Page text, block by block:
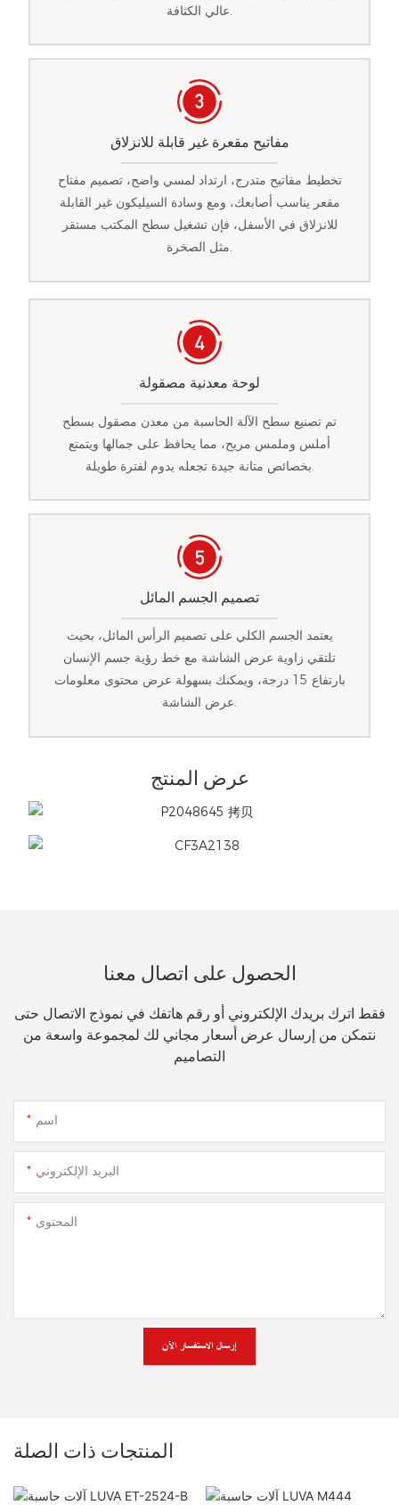
عالي الكثافة.
مفاتيح مقعرة غير قابلة للانزلاق
تخطيط مفاتيح متدرج، ارتداد لمسي واضح، تصميم مفتاح
مقعر يناسب أصابعك، ومع وسادة السيليكون غير القابلة
للانزلاق في الأسفل، فإن تشغيل سطح المكتب مستقر
مثل الصخرة.
لوحة معدنية مصقولة
تم تصنيع سطح الآلة الحاسبة من معدن مصقول بسطح
أملس وملمس مريح، مما يحافظ على جمالها ويتمتع
تصميم الجسم المائل
يعتمد الجسم الكلي على تصميم الرأس المائل، بحيث
تلتقي زاوية عرض الشاشة مع خط رؤية جسم الإنسان
بارتفاع 15 درجة، ويمكنك بسهولة عرض محتوى معلومات
عرض الشاشة.
عرض المنتج
الحصول على اتصال معنا
فقط اترك بريدك الإلكتروني أو رقم هاتفك في نموذج الاتصال حتى
نتمكن من إرسال عرض أسعار مجاني لك لمجموعة واسعة من
التصاميم
اسم
البريد الإلكتروني
المحتوى
إرسال الاستفسار الآن
المنتجات ذات الصلة